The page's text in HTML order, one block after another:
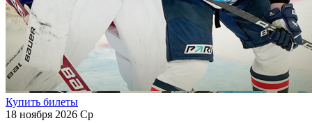
Купить билеты
18 ноября 2026 Ср